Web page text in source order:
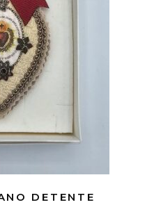
DETENTE